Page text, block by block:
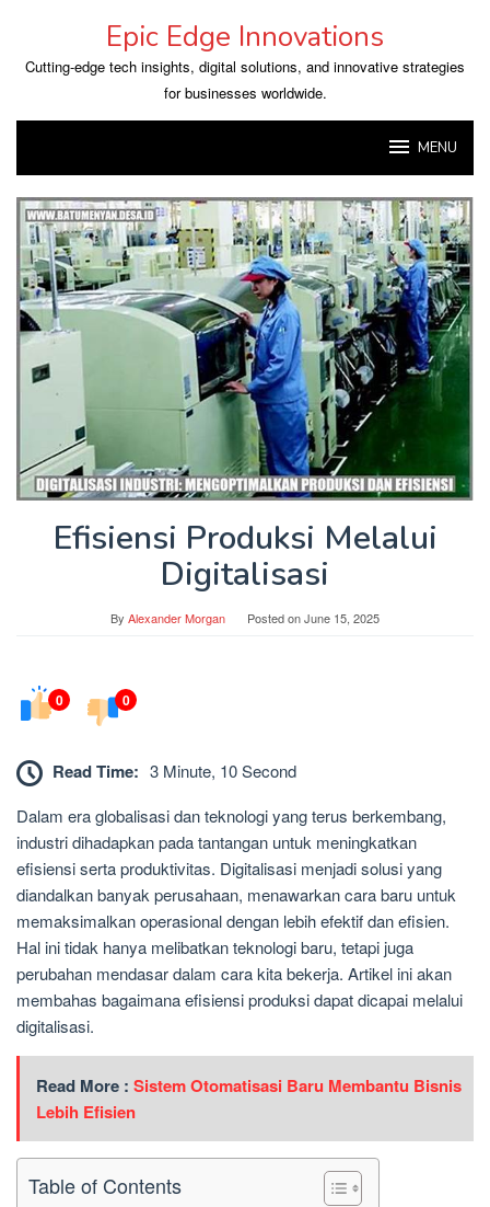
content
Epic Edge Innovations
Cutting-edge tech insights, digital solutions, and innovative strategies
for businesses worldwide.
MENU
Efisiensi Produksi Melalui
Digitalisasi
By Alexander Morgan Posted onJune 15, 2025
0 0
Read Time: 3 Minute, 10 Second
Dalam era globalisasi dan teknologi yang terus berkembang,
industri dihadapkan pada tantangan untuk meningkatkan
efisiensi serta produktivitas. Digitalisasi menjadi solusi yang
diandalkan banyak perusahaan, menawarkan cara baru untuk
memaksimalkan operasional dengan lebih efektif dan efisien.
Hal ini tidak hanya melibatkan teknologi baru, tetapi juga
perubahan mendasar dalam cara kita bekerja. Artikel ini akan
membahas bagaimana efisiensi produksi dapat dicapai melalui
digitalisasi.
Read More : Sistem Otomatisasi Baru Membantu Bisnis
Lebih Efisien
Table of Contents